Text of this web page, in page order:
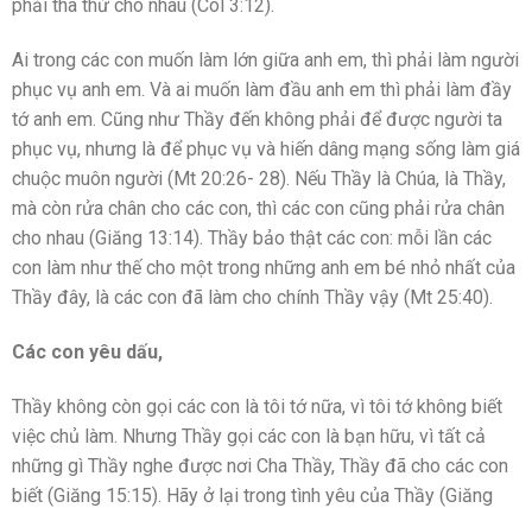
phải tha thứ cho nhau (Col 3:12).
Ai trong các con muốn làm lớn giữa anh em, thì phải làm người
phục vụ anh em. Và ai muốn làm đầu anh em thì phải làm đầy
tớ anh em. Cũng như Thầy đến không phải để được người ta
phục vụ, nhưng là để phục vụ và hiến dâng mạng sống làm giá
chuộc muôn người (Mt 20:26- 28). Nếu Thầy là Chúa, là Thầy,
mà còn rửa chân cho các con, thì các con cũng phải rửa chân
cho nhau (Giăng 13:14). Thầy bảo thật các con: mỗi lần các
con làm như thế cho một trong những anh em bé nhỏ nhất của
Thầy đây, là các con đã làm cho chính Thầy vậy (Mt 25:40).
Các con yêu dấu,
Thầy không còn gọi các con là tôi tớ nữa, vì tôi tớ không biết
việc chủ làm. Nhưng Thầy gọi các con là bạn hữu, vì tất cả
những gì Thầy nghe được nơi Cha Thầy, Thầy đã cho các con
biết (Giăng 15:15). Hãy ở lại trong tình yêu của Thầy (Giăng